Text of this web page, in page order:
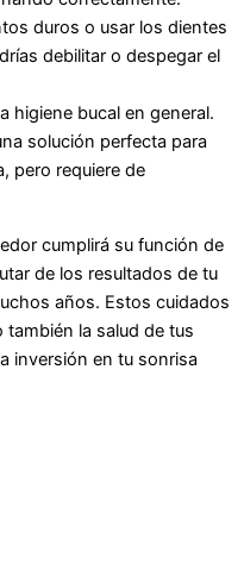
duros o usar los dientes
debilitar o despegar el
higiene bucal en general.
solución perfecta para
pero requiere de
cumplirá su función de
de los resultados de tu
años. Estos cuidados
la salud de tus
inversión en tu sonrisa